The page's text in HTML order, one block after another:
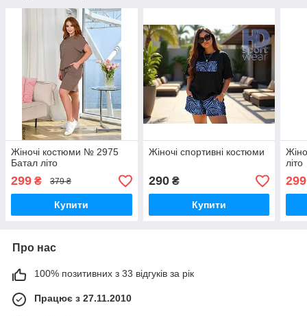
Жіночі костюми № 2975
Батал літо
299 ₴ 379 ₴
Купити
Жіночі спортивні костюми
290₴
Купити
літо
299
Про нас
100% позитивних з 33 відгуків за рік
Працює з 27.11.2010